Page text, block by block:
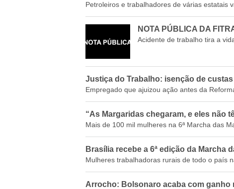
Petroleiros e trabalhadores de várias estatais
NOTA PÚBLICA DA
Acidente de trabalho tira a
Justiça do Trabalho: isenção de
Empregado que ajuizou ação antes da
“As Margaridas chegaram, e eles não
Mais de 100 mil mulheres na 6ª Marcha das
Brasília recebe a 6ª edição da Marcha
Mulheres trabalhadoras rurais de todo o país
Arrocho: Bolsonaro acaba com ganho